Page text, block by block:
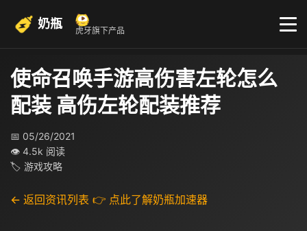
奶瓶 虎牙旗下产品
使命召唤手游高伤害左轮怎么
配装 高伤左轮配装推荐
📅 05/26/2021
👁 4.5k 阅读
🏷 游戏攻略
← 返回资讯列表 👉 点此了解奶瓶加速器